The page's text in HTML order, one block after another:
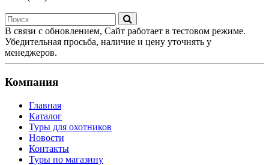
В связи с обновлением, Сайт работает в тестовом режиме.
Убедительная просьба, наличие и цену уточнять у
менеджеров.
Компания
Главная
Каталог
Туры для охотников
Новости
Контакты
Туры по магазину